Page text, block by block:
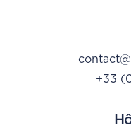
+33